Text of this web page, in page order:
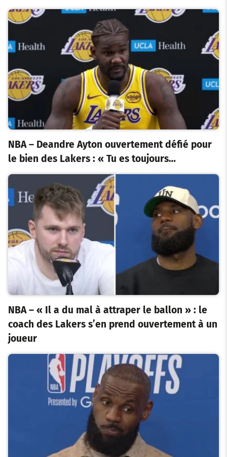
NBA – Deandre Ayton ouvertement défié pour
le bien des Lakers : « Tu es toujours…
NBA – « Il a du mal à attraper le ballon » : le
coach des Lakers s’en prend ouvertement à un
joueur